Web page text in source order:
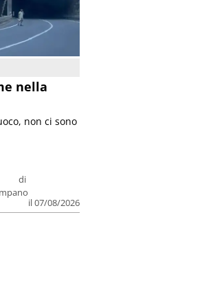
nella
di
il 07/08/2026
non ci sono